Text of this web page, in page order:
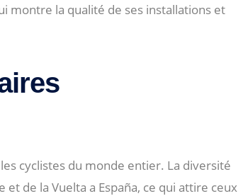
montre la qualité de ses installations et
cyclistes du monde entier. La diversité
de la Vuelta a España, ce qui attire ceux